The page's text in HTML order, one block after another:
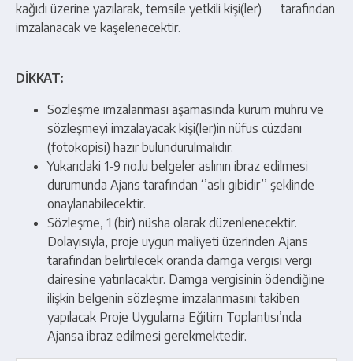
kağıdı üzerine yazılarak, temsile yetkili kişi(ler) tarafından
imzalanacak ve kaşelenecektir.
DİKKAT:
Sözleşme imzalanması aşamasında kurum mührü ve
sözleşmeyi imzalayacak kişi(ler)in nüfus cüzdanı
(fotokopisi) hazır bulundurulmalıdır.
Yukarıdaki 1-9 no.lu belgeler aslının ibraz edilmesi
durumunda Ajans tarafından ‘’aslı gibidir’’ şeklinde
onaylanabilecektir.
Sözleşme, 1 (bir) nüsha olarak düzenlenecektir.
Dolayısıyla, proje uygun maliyeti üzerinden Ajans
tarafından belirtilecek oranda damga vergisi vergi
dairesine yatırılacaktır. Damga vergisinin ödendiğine
ilişkin belgenin sözleşme imzalanmasını takiben
yapılacak Proje Uygulama Eğitim Toplantısı’nda
Ajansa ibraz edilmesi gerekmektedir.